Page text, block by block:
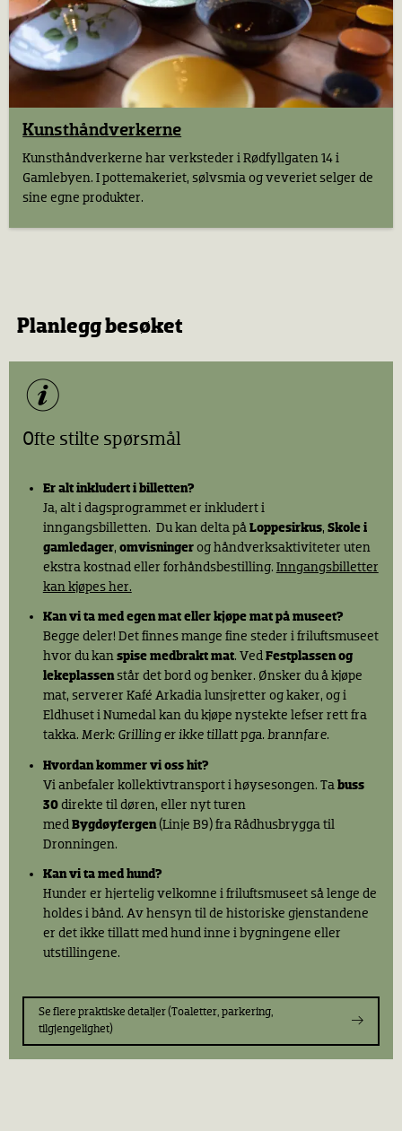
Kunsthånd­verkerne
Kunsthåndverkerne har verksteder i Rødfyllgaten 14 i
Gamlebyen. I pottemakeriet, sølvsmia og veveriet selger de
sine egne produkter.
Planlegg besøket
Ofte stilte spørsmål
Er alt inkludert i billetten?
Ja, alt i dagsprogrammet er inkludert i
inngangsbilletten. Du kan delta på Loppesirkus, Skole i
gamledager, omvisninger og håndverksaktiviteter uten
ekstra kostnad eller forhåndsbestilling. Inngangsbilletter
kan kjøpes her.
Kan vi ta med egen mat eller kjøpe mat på museet?
Begge deler! Det finnes mange fine steder i friluftsmuseet
hvor du kan spise medbrakt mat. Ved Festplassen og
lekeplassenstår det bord og benker. Ønsker du å kjøpe
mat, serverer Kafé Arkadia lunsjretter og kaker, og i
Eldhuset i Numedal kan du kjøpe nystekte lefser rett fra
takka. Merk: Grilling er ikke tillatt pga. brannfare.
Hvordan kommer vi oss hit?
Vi anbefaler kollektivtransport i høysesongen. Ta buss
30direkte til døren, eller nyt turen
med Bygdøyfergen(Linje B9) fra Rådhusbrygga til
Dronningen.
Kan vi ta med hund?
Hunder er hjertelig velkomne i friluftsmuseet så lenge de
holdes i bånd. Av hensyn til de historiske gjenstandene
er det ikke tillatt med hund inne i bygningene eller
utstillingene.
Se flere praktiske detaljer (Toaletter, parkering,
tilgjengelighet)